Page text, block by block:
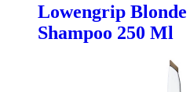
Lowengrip
Shampoo 250 Ml